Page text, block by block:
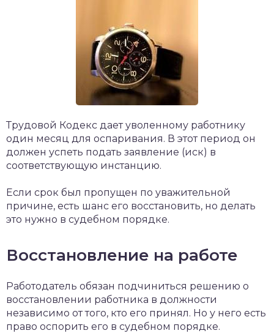
Трудовой Кодекс дает уволенному работнику
один месяц для оспаривания. В этот период он
должен успеть подать заявление (иск) в
соответствующую инстанцию.
Если срок был пропущен по уважительной
причине, есть шанс его восстановить, но делать
это нужно в судебном порядке.
Восстановление на работе
Работодатель обязан подчиниться решению о
восстановлении работника в должности
независимо от того, кто его принял. Но у него есть
право оспорить его в судебном порядке.